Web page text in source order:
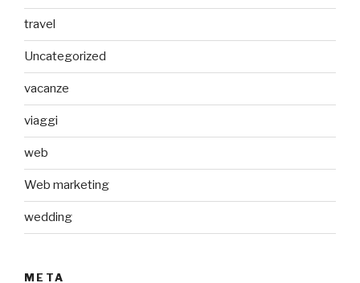
travel
Uncategorized
vacanze
viaggi
web
Web marketing
wedding
META